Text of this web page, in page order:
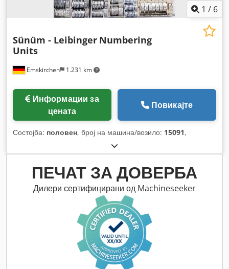
1 / 6
Emskirchen 1.231 km
Sünüm - Leibinger Numbering
Units
цената
Повикајте
Состојба: половен, број на машина/возило: 15091,
ПЕЧАТ ЗА ДОВЕРБА
Дилери сертифицирани од Machineseeker